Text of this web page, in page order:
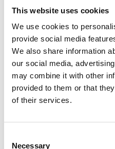
This website uses cookies
We use cookies to
provide social media
We also share information
our social media,
may combine it with other
provided to them or that
of their services.
Necessary
Pero la cadena de
radiofármacos nunca
vulnerable.